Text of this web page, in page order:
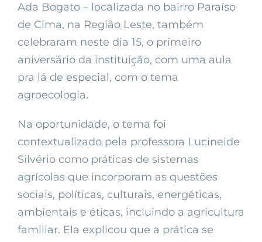
Ada Bogato – localizada no bairro Paraíso
de Cima, na Região Leste, também
celebraram neste dia 15, o primeiro
aniversário da instituição, com uma aula
pra lá de especial, com o tema
agroecologia.
Na oportunidade, o tema foi
contextualizado pela professora Lucineide
Silvério como práticas de sistemas
agrícolas que incorporam as questões
sociais, políticas, culturais, energéticas,
ambientais e éticas, incluindo a agricultura
familiar. Ela explicou que a prática se